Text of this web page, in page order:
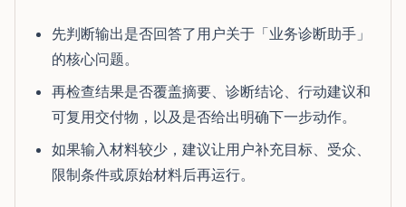
先判断输出是否回答了用户关于「业务诊断助手」
的核心问题。
再检查结果是否覆盖摘要、诊断结论、行动建议和
可复用交付物，以及是否给出明确下一步动作。
如果输入材料较少，建议让用户补充目标、受众、
限制条件或原始材料后再运行。